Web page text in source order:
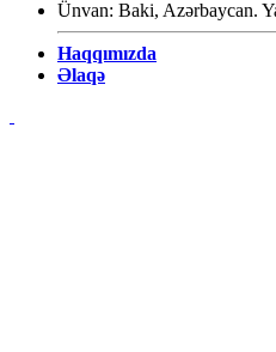
Ünvan: Baki, Azərbaycan.
Haqqımızda
Əlaqə